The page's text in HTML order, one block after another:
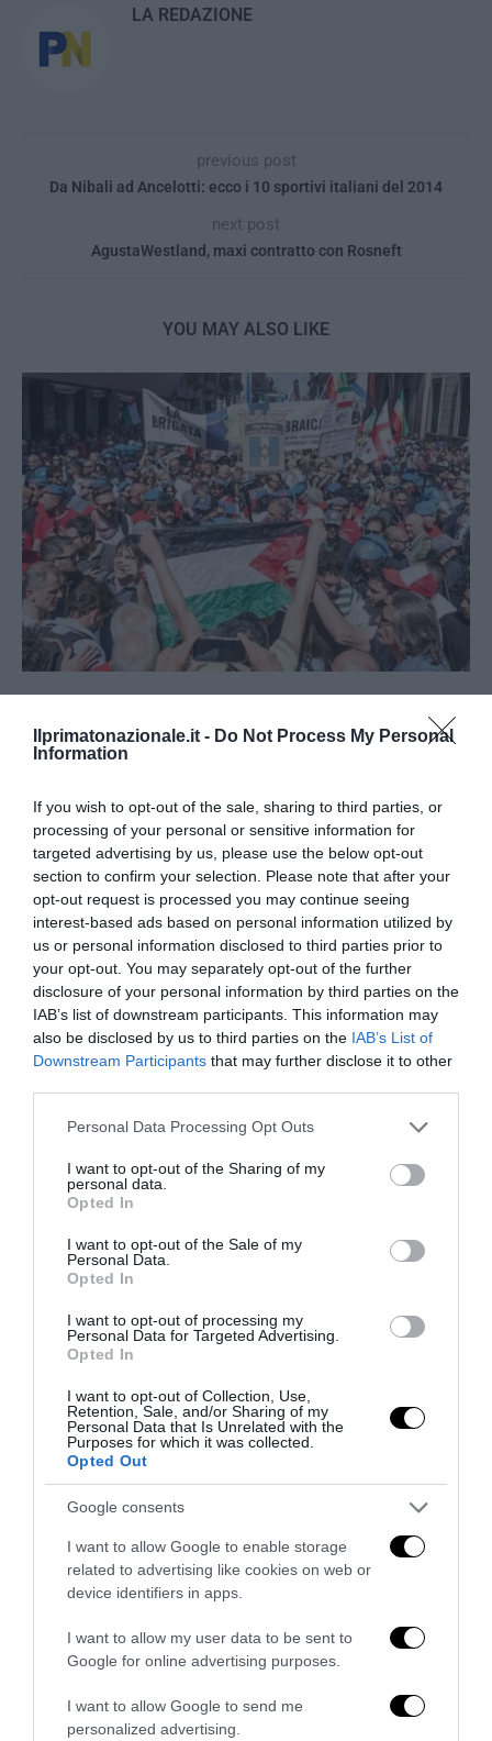
Ilprimatonazionale.it - Do Not Process My Personal
Information
If you wish to opt-out of the sale, sharing to third parties, or
processing of your personal or sensitive information for
targeted advertising by us, please use the below opt-out
section to confirm your selection. Please note that after your
opt-out request is processed you may continue seeing
interest-based ads based on personal information utilized by
us or personal information disclosed to third parties prior to
your opt-out. You may separately opt-out of the further
disclosure of your personal information by third parties on the
IAB’s list of downstream participants. This information may
also be disclosed by us to third parties on the IAB’s List of
Downstream Participants that may further disclose it to other
Please note that this website/app uses one or more Google
not limited to your visit or usage behaviour. You may click to
grant or deny consent to Google and its third-party tags to
use your data for below specified purposes in below Google
consent section.
Personal Data Processing Opt Outs
I want to opt-out of the Sharing of my
personal data.
Opted In
I want to opt-out of the Sale of my
Personal Data.
Opted In
I want to opt-out of processing my
Personal Data for Targeted Advertising.
Opted In
I want to opt-out of Collection, Use,
Retention, Sale, and/or Sharing of my
Personal Data that Is Unrelated with the
Purposes for which it was collected.
Opted Out
Google consents
I want to allow Google to enable storage
related to advertising like cookies on web or
device identifiers in apps.
I want to allow my user data to be sent to
Google for online advertising purposes.
I want to allow Google to send me
personalized advertising.
LA REDAZIONE
previous post
Da Nibali ad Ancelotti: ecco i 10 sportivi italiani del 2014
next post
AgustaWestland, maxi contratto con Rosneft
YOU MAY ALSO LIKE
esplode su Israele
Strage di Bologna, Borsellino e mafia-appalti: i segreti
che lo Stato deve finalmente chiarire
29 Luglio 2026
No Kings, Palazzo Ducale si dissocia e punta il dito sul
Comune di Genova